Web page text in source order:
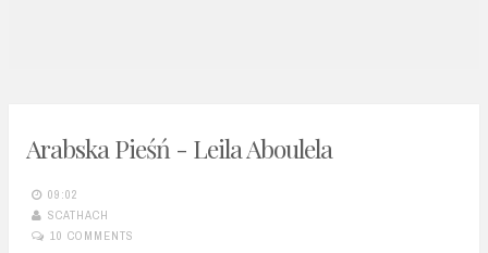
Arabska Pieśń - Leila Aboulela
09:02
SCATHACH
10 COMMENTS